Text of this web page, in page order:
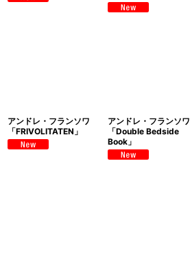
アンドレ・フランソワ
「FRIVOLITATEN」
アンドレ・フランソワ
「Double Bedside
Book」